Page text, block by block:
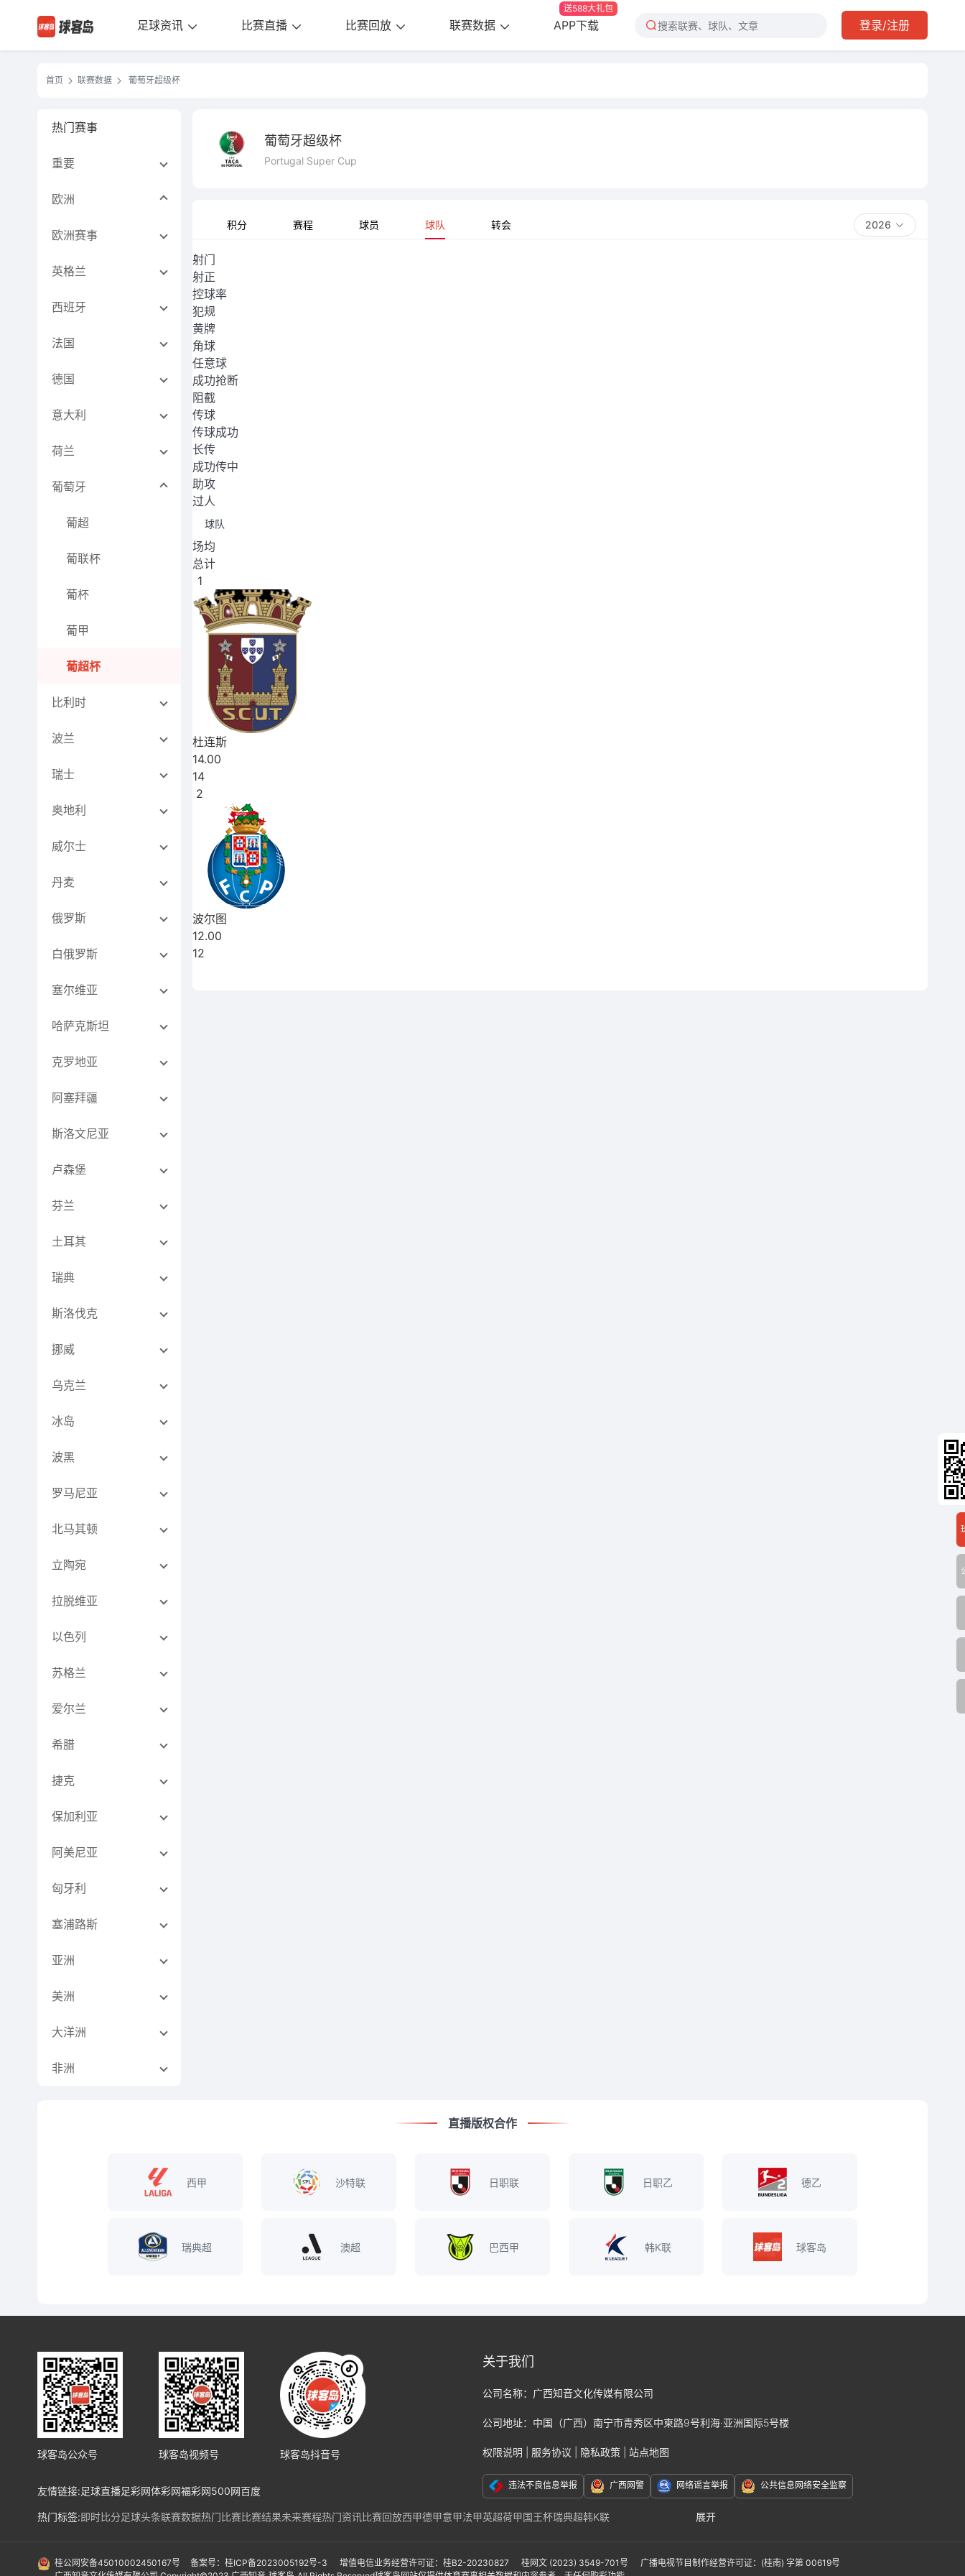
足球资讯 比赛直播 比赛回放 联赛数据 APP下载
送588大礼包
登录/注册
首页 联赛数据 葡萄牙超级杯
热门赛事
重要
欧洲
欧洲赛事
英格兰
西班牙
法国
德国
意大利
荷兰
葡萄牙
葡超
葡联杯
葡杯
葡甲
葡超杯
比利时
波兰
瑞士
奥地利
威尔士
丹麦
俄罗斯
白俄罗斯
塞尔维亚
哈萨克斯坦
克罗地亚
阿塞拜疆
斯洛文尼亚
卢森堡
芬兰
土耳其
瑞典
斯洛伐克
挪威
乌克兰
冰岛
波黑
罗马尼亚
北马其顿
立陶宛
拉脱维亚
以色列
苏格兰
爱尔兰
希腊
捷克
保加利亚
阿美尼亚
匈牙利
塞浦路斯
亚洲
美洲
大洋洲
非洲
葡萄牙超级杯
Portugal Super Cup
积分 赛程 球员 球队 转会 2026
射门
射正
控球率
犯规
黄牌
角球
任意球
成功抢断
阻截
传球
传球成功
长传
成功传中
助攻
过人
球队
场均
总计
1
杜连斯
14.00
14
2
波尔图
12.00
12
直播版权合作
西甲 沙特联 日职联 日职乙 德乙
瑞典超 澳超 巴西甲 韩K联 球客岛
球客岛公众号 球客岛视频号 球客岛抖音号
友情链接:足球直播足彩网体彩网福彩网500网百度
关于我们
公司名称： 广西知音文化传媒有限公司
公司地址： 中国（广西）南宁市青秀区中柬路9号利海·亚洲国际5号楼
权限说明 服务协议 隐私政策 站点地图
违法不良信息举报 广西网警 网络谣言举报 公共信息网络安全监察
热门标签:即时比分足球头条联赛数据热门比赛比赛结果未来赛程热门资讯 比赛回放西甲德甲意甲法甲英超荷甲国王杯瑞典超韩K联
展开
国际赛事:亚洲预选赛欧洲预选赛 南美预选赛北美预选赛欧冠欧协联 亚冠亚洲杯美洲杯美职联 墨西哥联赛非洲杯日本职业联赛J1日本职业联赛J2
桂公网安备45010002450167号 备案号：桂ICP备2023005192号-3 增值电信业务经营许可证：桂B2-20230827 桂网文 (2023) 3549-701号
广播电视节目制作经营许可证：(桂南) 字第 00619号